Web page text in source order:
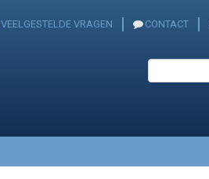
VEELGESTELDE VRAGEN CONTACT